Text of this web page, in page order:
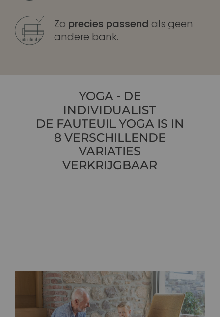
Zo precies passend als geen
andere bank.
YOGA - DE
INDIVIDUALIST
DE FAUTEUIL YOGA IS IN
8 VERSCHILLENDE
VARIATIES
VERKRIJGBAAR